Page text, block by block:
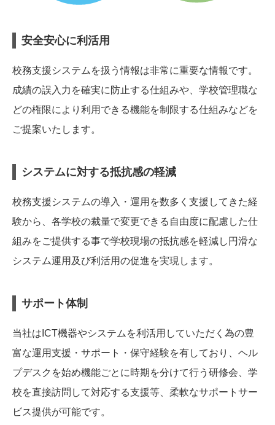
安全安心に利活用
校務支援システムを扱う情報は非常に重要な情報です。
成績の誤入力を確実に防止する仕組みや、学校管理職な
どの権限により利用できる機能を制限する仕組みなどを
ご提案いたします。
システムに対する抵抗感の軽減
校務支援システムの導入・運用を数多く支援してきた経
験から、各学校の裁量で変更できる自由度に配慮した仕
組みをご提供する事で学校現場の抵抗感を軽減し円滑な
システム運用及び利活用の促進を実現します。
サポート体制
当社はICT機器やシステムを利活用していただく為の豊
富な運用支援・サポート・保守経験を有しており、ヘル
プデスクを始め機能ごとに時期を分けて行う研修会、学
校を直接訪問して対応する支援等、柔軟なサポートサー
ビス提供が可能です。